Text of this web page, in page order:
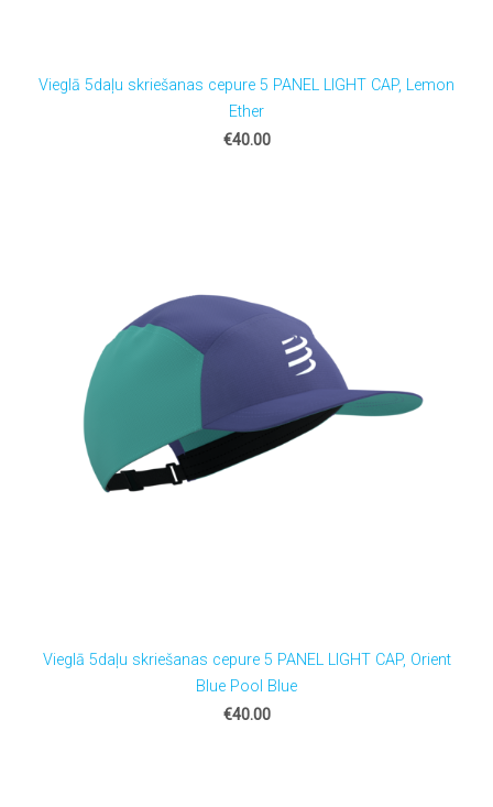
Vieglā 5daļu skriešanas cepure 5 PANEL LIGHT CAP, Lemon
Ether
€40.00
Vieglā 5daļu skriešanas cepure 5 PANEL LIGHT CAP, Orient
Blue Pool Blue
€40.00